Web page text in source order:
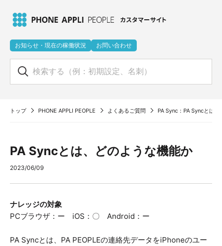
お知らせ・現在の稼働状況 お問い合わせ
トップ PHONE APPLI PEOPLE よくあるご質問 PA Sync：PA Syncとは
PA Syncとは、どのような機能か
2023/06/09
ナレッジの対象
PCブラウザ：ー iOS：〇 Android：ー
PA Syncとは、PA PEOPLEの連絡先データをiPhoneのユー